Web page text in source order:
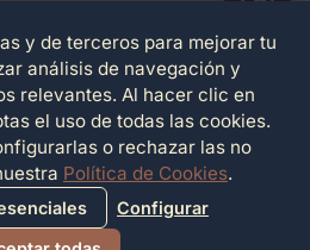
y de terceros para mejorar tu
análisis de navegación y
relevantes. Al hacer clic en
el uso de todas las cookies.
o rechazar las no
Política de Cookies.
Configurar